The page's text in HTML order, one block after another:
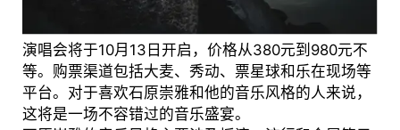
演唱会将于10月13日开启，价格从380元到980元不
等。购票渠道包括大麦、秀动、票星球和乐在现场等
平台。对于喜欢石原崇雅和他的音乐风格的人来说，
这将是一场不容错过的音乐盛宴。